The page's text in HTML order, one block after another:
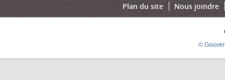
Plan du site Nous joindre
©